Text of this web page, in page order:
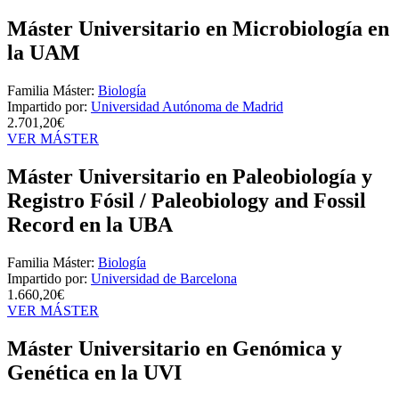
Máster Universitario en Microbiología en
la UAM
Familia Máster: Biología
Impartido por: Universidad Autónoma de Madrid
2.701,20€
VER MÁSTER
Máster Universitario en Paleobiología y
Registro Fósil / Paleobiology and Fossil
Record en la UBA
Familia Máster: Biología
Impartido por: Universidad de Barcelona
1.660,20€
VER MÁSTER
Máster Universitario en Genómica y
Genética en la UVI